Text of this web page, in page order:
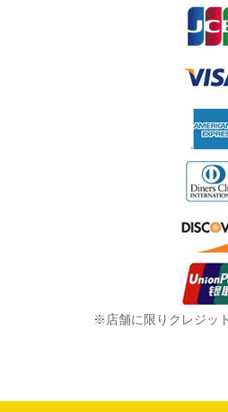
※店舗に限りクレジッ